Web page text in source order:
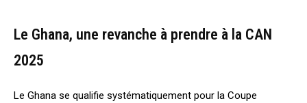
Le Ghana, une revanche à prendre à la CAN
2025
Le Ghana se qualifie systématiquement pour la Coupe